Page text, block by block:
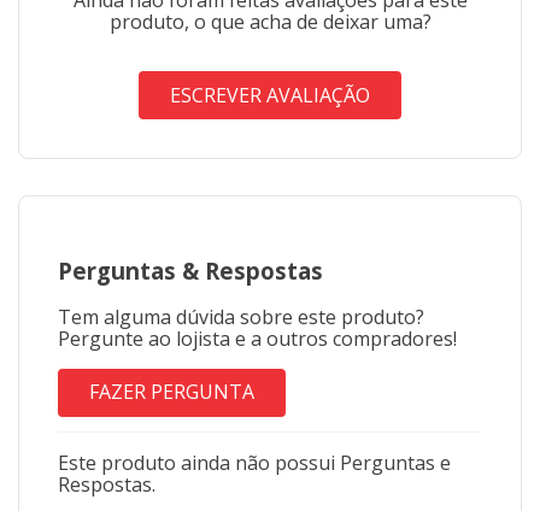
produto, o que acha de deixar uma?
ESCREVER AVALIAÇÃO
Perguntas & Respostas
Tem alguma dúvida sobre este produto?
Pergunte ao lojista e a outros compradores!
FAZER PERGUNTA
Este produto ainda não possui Perguntas e
Respostas.